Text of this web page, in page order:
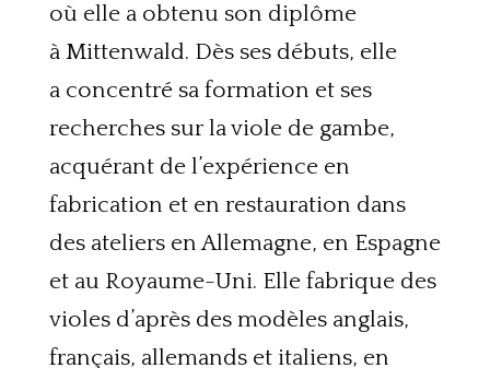
où elle a obtenu son diplôme
à Mittenwald. Dès ses débuts, elle
a concentré sa formation et ses
recherches sur la viole de gambe,
acquérant de l’expérience en
fabrication et en restauration dans
des ateliers en Allemagne, en Espagne
et au Royaume-Uni. Elle fabrique des
violes d’après des modèles anglais,
français, allemands et italiens, en